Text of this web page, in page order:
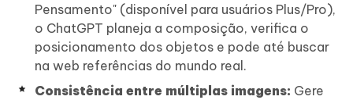
Pensamento" (disponível para usuários Plus/Pro),
o ChatGPT planeja a composição, verifica o
posicionamento dos objetos e pode até buscar
na web referências do mundo real.
Consistência entre múltiplas imagens: Gere